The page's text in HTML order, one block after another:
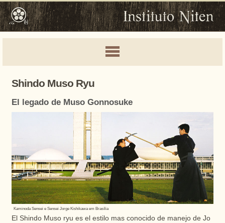
Shindo Muso Ryu
El legado de Muso Gonnosuke
Kaminoda Sensei e Sensei Jorge Kishikawa em Brasília
El Shindo Muso ryu es el estilo mas conocido de manejo de Jo